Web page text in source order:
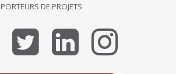
DE PROJETS